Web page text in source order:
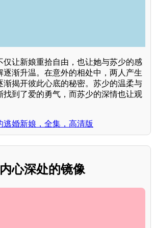
仅让新娘重拾自由，也让她与苏少的感
逐渐升温。在意外的相处中，两人产生
渐揭开彼此心底的秘密。苏少的温柔与
找到了爱的勇气，而苏少的深情也让观
逃婚新娘，全集，高清版
心深处的镜像